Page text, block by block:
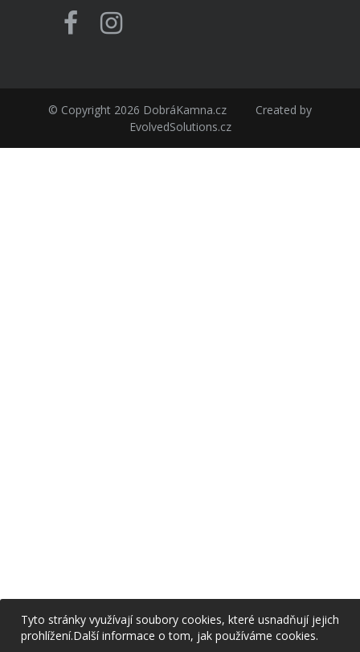
© Copyright 2026 DobráKamna.cz
Created by
EvolvedSolutions.cz
Tyto stránky využívají soubory cookies, které usnadňují jejich
prohlížení.Další informace o tom, jak používáme cookies.